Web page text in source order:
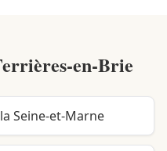
en-Brie
Seine-et-Marne